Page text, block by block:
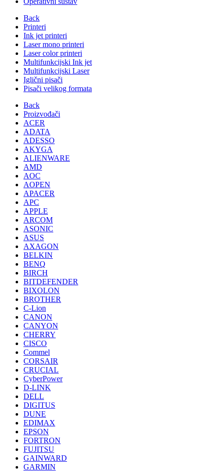
Back
Printeri
Ink jet printeri
Laser mono printeri
Laser color printeri
Multifunkcijski Ink jet
Multifunkcijski Laser
Iglični pisači
Pisači velikog formata
Back
Proizvođači
ACER
ADATA
ADESSO
AKYGA
ALIENWARE
AMD
AOC
AOPEN
APACER
APC
APPLE
ARCOM
ASONIC
ASUS
AXAGON
BELKIN
BENQ
BIRCH
BITDEFENDER
BIXOLON
BROTHER
C-Lion
CANON
CANYON
CHERRY
CISCO
Commel
CORSAIR
CRUCIAL
CyberPower
D-LINK
DELL
DIGITUS
DUNE
EDIMAX
EPSON
FORTRON
FUJITSU
GAINWARD
GARMIN